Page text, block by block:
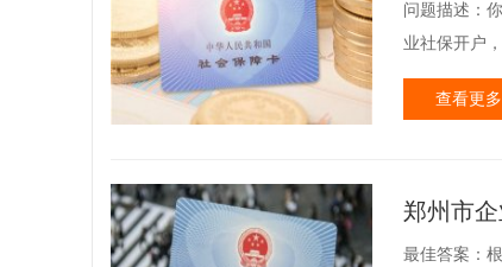
问题描述：
业社保开户
查看更多
郑州市
最佳答案：